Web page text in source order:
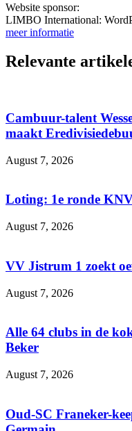
Website sponsor:
LIMBO International:
meer informatie
Relevante
Cambuur-talent
maakt
August 7, 2026
Loting: 1e ronde
August 7, 2026
VV Jistrum 1 zoekt
August 7, 2026
Alle 64 clubs in de
Beker
August 7, 2026
Oud-SC Franeker-